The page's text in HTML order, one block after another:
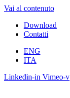
Vai al contenuto
Download
Contatti
ENG
ITA
Linkedin-in Vimeo-v